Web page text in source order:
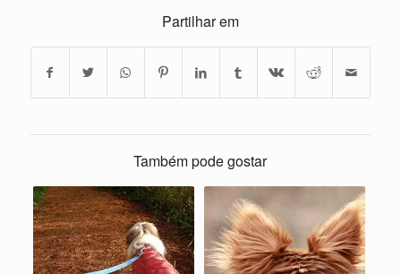
Partilhar em
Também pode gostar